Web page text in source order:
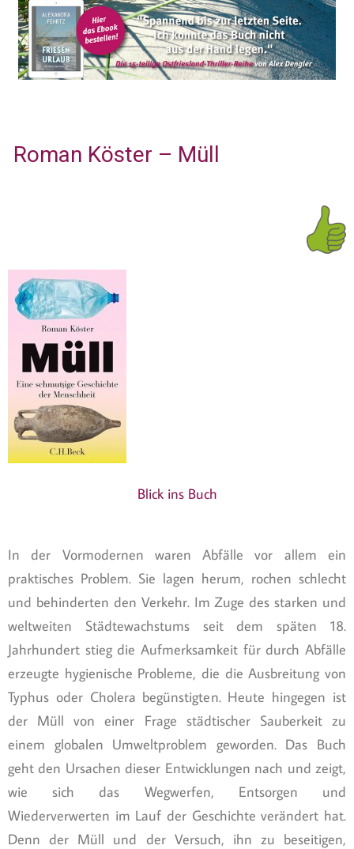
Roman Köster – Müll
Blick ins Buch
In der Vormodernen waren Abfälle vor allem ein
praktisches Problem. Sie lagen herum, rochen schlecht
und behinderten den Verkehr. Im Zuge des starken und
weltweiten Städtewachstums seit dem späten 18.
Jahrhundert stieg die Aufmerksamkeit für durch Abfälle
erzeugte hygienische Probleme, die die Ausbreitung von
Typhus oder Cholera begünstigten. Heute hingegen ist
der Müll von einer Frage städtischer Sauberkeit zu
einem globalen Umweltproblem geworden. Das Buch
geht den Ursachen dieser Entwicklungen nach und zeigt,
wie sich das Wegwerfen, Entsorgen und
Wiederverwerten im Lauf der Geschichte verändert hat.
Denn der Müll und der Versuch, ihn zu beseitigen,